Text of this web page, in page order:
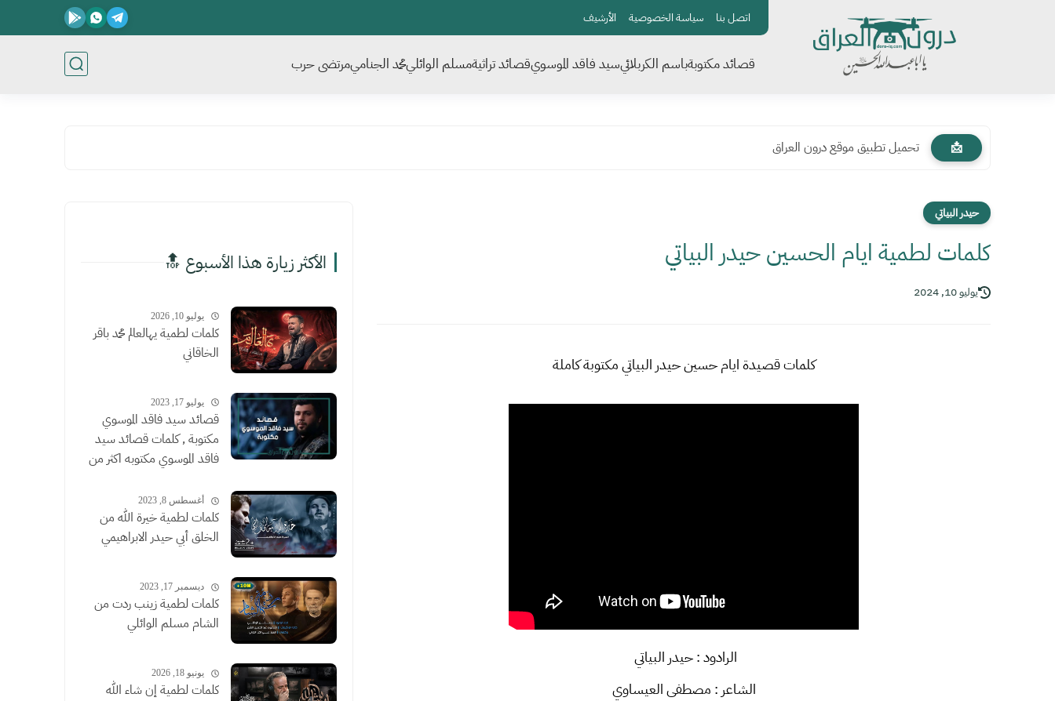
اتصل بنا سياسة الخصوصية الأرشيف
قصائد مكتوبةباسم الكربلائيسيد فاقد الموسويقصائد تراثيةمسلم الوائليمحمد الجناميمرتضى حرب
📩 تحميل تطبيق موقع درون العراق
حيدر البياتي
كلمات لطمية ايام الحسين حيدر البياتي
يوليو 10, 2024
كلمات قصيدة ايام حسين حيدر البياتي مكتوبة كاملة
الرادود : حيدر البياتي
الشاعر : مصطفى العيساوي
الأكثر زيارة هذا الأسبوع 🔝
يوليو 10, 2026
كلمات لطمية يهالعالم محمد باقر
الخاقاني
يوليو 17, 2023
قصائد سيد فاقد الموسوي
مكتوبة , كلمات قصائد سيد
فاقد الموسوي مكتوبه اكثر من
أغسطس 8, 2023
كلمات لطمية خيرة الله من
الخلق أبي حيدر الابراهيمي
ديسمبر 17, 2023
كلمات لطمية زينب ردت من
الشام مسلم الوائلي
يونيو 18, 2026
كلمات لطمية إن شاء الله